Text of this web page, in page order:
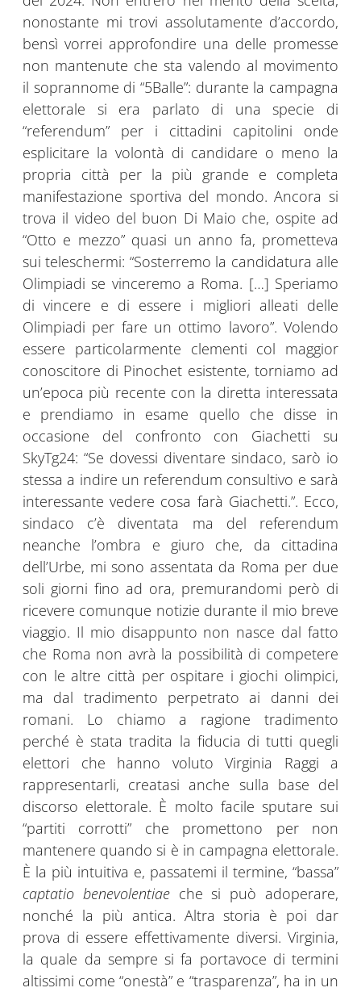
nonostante mi trovi assolutamente d’accordo,
bensì vorrei approfondire una delle promesse
non mantenute che sta valendo al movimento
il soprannome di “5Balle”: durante la campagna
elettorale si era parlato di una specie di
“referendum” per i cittadini capitolini onde
esplicitare la volontà di candidare o meno la
propria città per la più grande e completa
manifestazione sportiva del mondo. Ancora si
trova il video del buon Di Maio che, ospite ad
“Otto e mezzo” quasi un anno fa, prometteva
sui teleschermi: “Sosterremo la candidatura alle
Olimpiadi se vinceremo a Roma. […] Speriamo
di vincere e di essere i migliori alleati delle
Olimpiadi per fare un ottimo lavoro”. Volendo
essere particolarmente clementi col maggior
conoscitore di Pinochet esistente, torniamo ad
un’epoca più recente con la diretta interessata
e prendiamo in esame quello che disse in
occasione del confronto con Giachetti su
SkyTg24: “Se dovessi diventare sindaco, sarò io
stessa a indire un referendum consultivo e sarà
interessante vedere cosa farà Giachetti.”. Ecco,
sindaco c’è diventata ma del referendum
neanche l’ombra e giuro che, da cittadina
dell’Urbe, mi sono assentata da Roma per due
soli giorni fino ad ora, premurandomi però di
ricevere comunque notizie durante il mio breve
viaggio. Il mio disappunto non nasce dal fatto
che Roma non avrà la possibilità di competere
con le altre città per ospitare i giochi olimpici,
ma dal tradimento perpetrato ai danni dei
romani. Lo chiamo a ragione tradimento
perché è stata tradita la fiducia di tutti quegli
elettori che hanno voluto Virginia Raggi a
rappresentarli, creatasi anche sulla base del
discorso elettorale. È molto facile sputare sui
“partiti corrotti” che promettono per non
mantenere quando si è in campagna elettorale.
È la più intuitiva e, passatemi il termine, “bassa”
captatio benevolentiae che si può adoperare,
nonché la più antica. Altra storia è poi dar
prova di essere effettivamente diversi. Virginia,
la quale da sempre si fa portavoce di termini
altissimi come “onestà” e “trasparenza”, ha in un